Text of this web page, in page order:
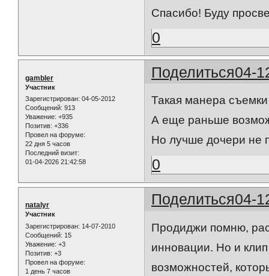
Спасибо! Буду
0
Поделиться04-
gambler
Участник
Зарегистрирован: 04-05-2012
Сообщений: 913
Уважение: +935
Позитив: +336
Провел на форуме:
22 дня 5 часов
Последний визит:
01-04-2026 21:42:58
Такая манера
А еще раньше
Но лучше дочери не
0
Поделиться04-
natalyr
Участник
Зарегистрирован: 14-07-2010
Сообщений: 15
Уважение: +3
Позитив: +3
Провел на форуме:
1 день 7 часов
Продиджи помню,
инновации. Но и
возможностей,